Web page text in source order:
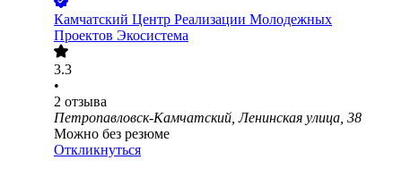
Камчатский Центр Реализации Молодежных
Проектов Экосистема
3.3
•
2 отзыва
Петропавловск-Камчатский, Ленинская улица, 38
Можно без резюме
Откликнуться